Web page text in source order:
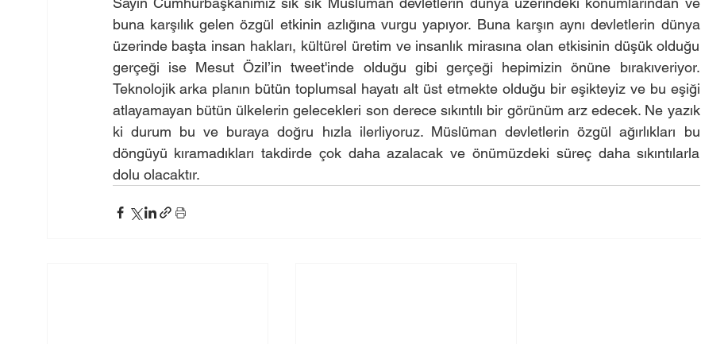
buna karşılık gelen özgül etkinin azlığına vurgu yapıyor. Buna karşın aynı devletlerin dünya
üzerinde başta insan hakları, kültürel üretim ve insanlık mirasına olan etkisinin düşük olduğu
gerçeği ise Mesut Özil’in tweet'inde olduğu gibi gerçeği hepimizin önüne bırakıveriyor.
Teknolojik arka planın bütün toplumsal hayatı alt üst etmekte olduğu bir eşikteyiz ve bu eşiği
atlayamayan bütün ülkelerin gelecekleri son derece sıkıntılı bir görünüm arz edecek. Ne yazık
ki durum bu ve buraya doğru hızla ilerliyoruz. Müslüman devletlerin özgül ağırlıkları bu
döngüyü kıramadıkları takdirde çok daha azalacak ve önümüzdeki süreç daha sıkıntılarla
dolu olacaktır.